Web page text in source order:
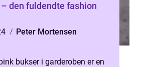
den fuldendte fashion
Peter Mortensen
bukser i garderoben er en